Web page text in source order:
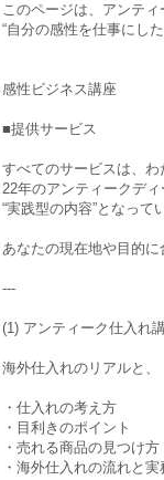
このページは、アンテ
“自分の感性を仕事にし
感性ビジネス講座
■提供サービス
すべてのサービスは、わ
22年のアンティークデ
“実践型の内容”となって
あなたの現在地や目的
---
(1) アンティーク仕入れ
海外仕入れのリアルと
・仕入れの考え方
・目利きのポイント
・売れる商品の見つけ方
・海外仕入れの流れと実